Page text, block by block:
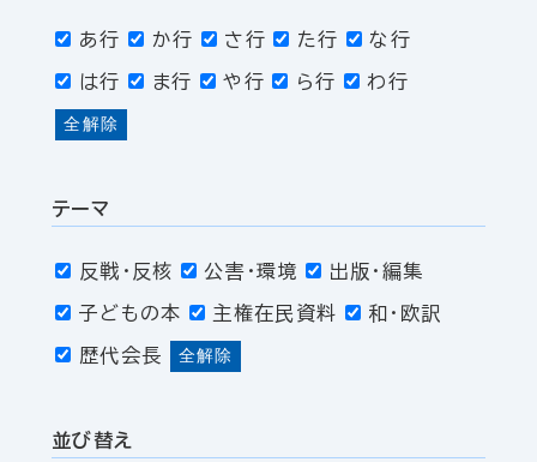
あ行 か行 さ行 た行 な行
は行 ま行 や行 ら行 わ行
全解除
テーマ
反戦・反核 公害・環境 出版・編集
子どもの本 主権在民資料 和・欧訳
歴代会長 全解除
並び替え